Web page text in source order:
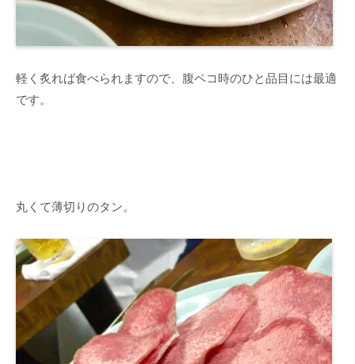
軽く炙れば食べられますので、腹ペコ時のひと品目には最適
です。
丸くて薄切りのタン。